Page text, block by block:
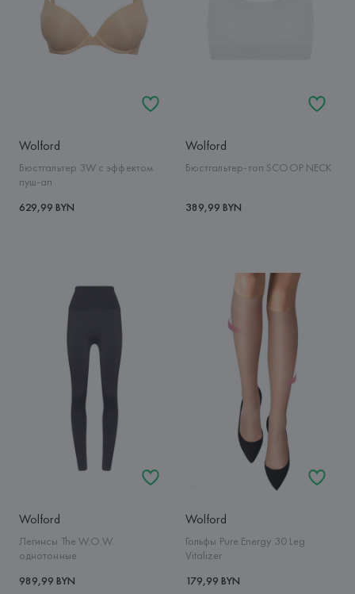
Wolford
Бюстгальтер 3W c эффектом
пуш-ап
629,99 BYN
Wolford
Бюстгальтер-топ SCOOP NECK
389,99 BYN
Wolford
Легинсы The W.O.W.
однотонные
989,99 BYN
Wolford
Гольфы Pure Energy 30 Leg
Vitalizer
179,99 BYN